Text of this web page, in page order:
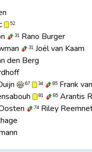
52
31 Rano Burger
31 Joël van Kaam
den Berg
67 34 85 Frank
81 85 Arantis
74 Riley